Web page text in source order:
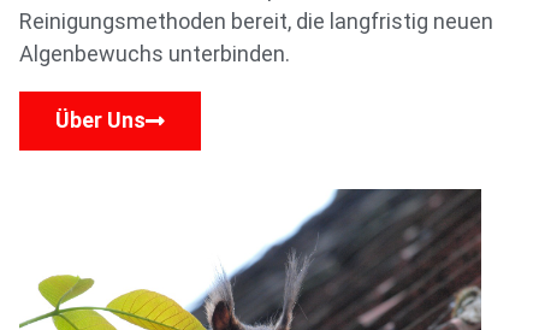
Reinigungsmethoden bereit, die langfristig neuen
Algenbewuchs unterbinden.
Über Uns